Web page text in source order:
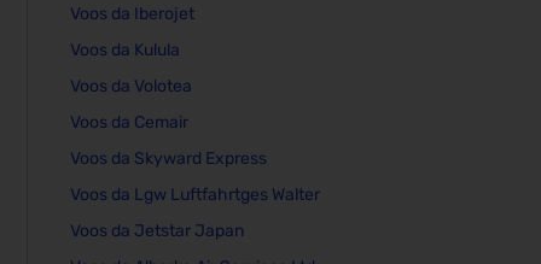
Voos da Iberojet
Voos da Kulula
Voos da Volotea
Voos da Cemair
Voos da Skyward Express
Voos da Lgw Luftfahrtges Walter
Voos da Jetstar Japan